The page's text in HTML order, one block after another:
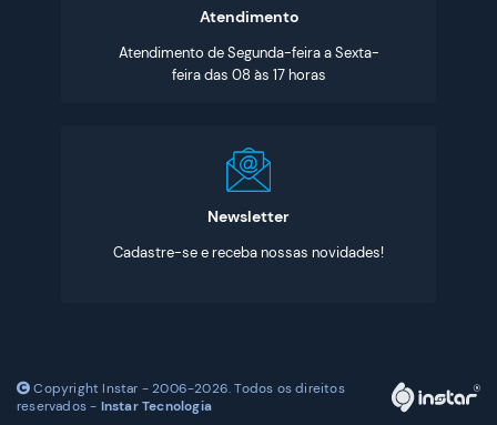
Atendimento
Atendimento de Segunda-feira a Sexta-
feira das 08 às 17 horas
Newsletter
Cadastre-se e receba nossas novidades!
Copyright Instar - 2006-2026. Todos os direitos
reservados - Instar Tecnologia